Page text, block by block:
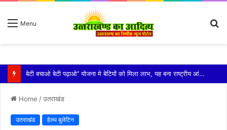
Menu
विशिष्ट पहचान बना रही है आदि कैलाश परिक्रमा: महाराज
Home /उतराखंड
उतराखंड हेल्थ बुलेटिन